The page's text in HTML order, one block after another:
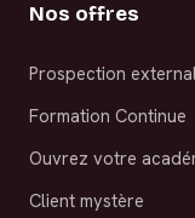
Nos offres
Prospection
Formation Continue
Ouvrez votre
Client mystère